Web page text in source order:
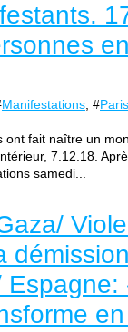
Manifestations , #Paris
fait naître un
7.12.18.
samedi...
en